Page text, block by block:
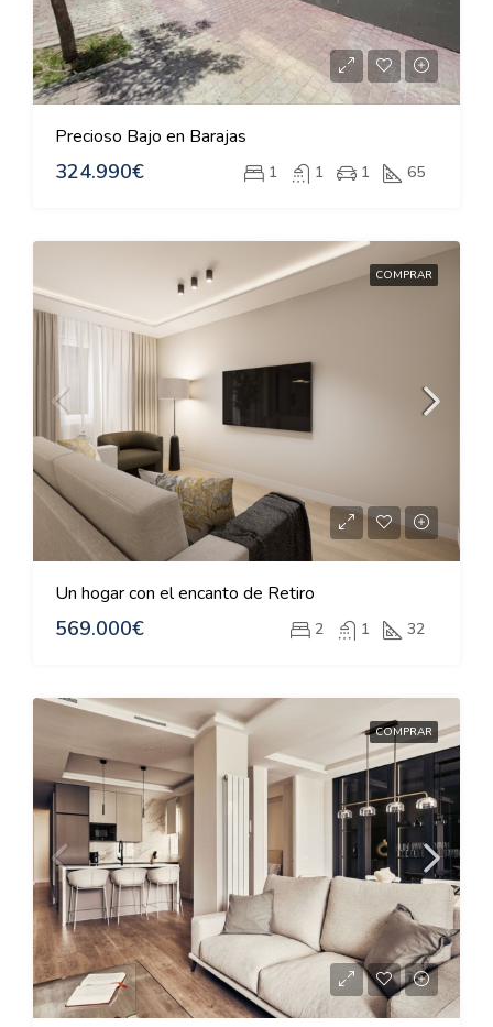
Precioso Bajo en Barajas
324.990€ 1 1 1 65
COMPRAR
Un hogar con el encanto de Retiro
569.000€ 2 1 32
COMPRAR